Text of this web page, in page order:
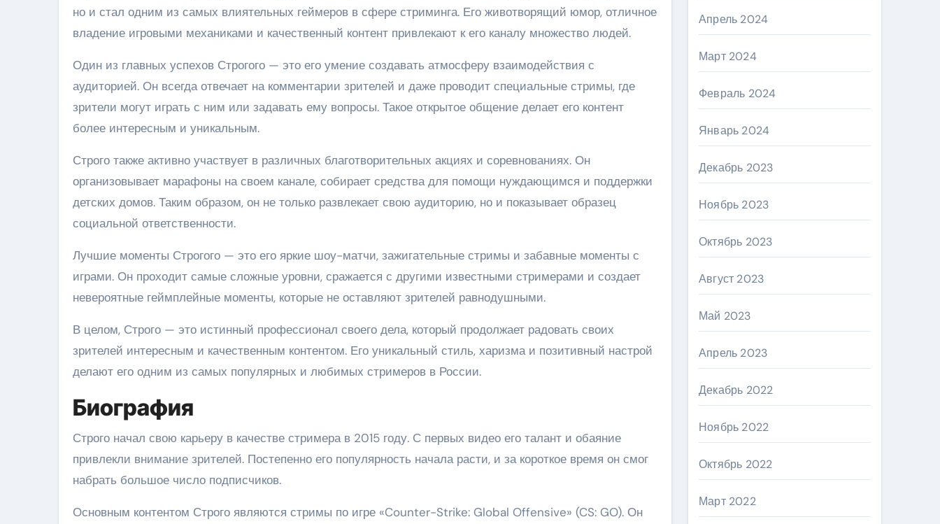
но и стал одним из самых влиятельных геймеров в сфере стриминга. Его животворящий юмор, отличное
владение игровыми механиками и качественный контент привлекают к его каналу множество людей.
Один из главных успехов Строгого — это его умение создавать атмосферу взаимодействия с
аудиторией. Он всегда отвечает на комментарии зрителей и даже проводит специальные стримы, где
зрители могут играть с ним или задавать ему вопросы. Такое открытое общение делает его контент
более интересным и уникальным.
Строго также активно участвует в различных благотворительных акциях и соревнованиях. Он
организовывает марафоны на своем канале, собирает средства для помощи нуждающимся и поддержки
детских домов. Таким образом, он не только развлекает свою аудиторию, но и показывает образец
социальной ответственности.
Лучшие моменты Строгого — это его яркие шоу-матчи, зажигательные стримы и забавные моменты с
играми. Он проходит самые сложные уровни, сражается с другими известными стримерами и создает
невероятные геймплейные моменты, которые не оставляют зрителей равнодушными.
В целом, Строго — это истинный профессионал своего дела, который продолжает радовать своих
зрителей интересным и качественным контентом. Его уникальный стиль, харизма и позитивный настрой
делают его одним из самых популярных и любимых стримеров в России.
Биография
Строго начал свою карьеру в качестве стримера в 2015 году. С первых видео его талант и обаяние
привлекли внимание зрителей. Постепенно его популярность начала расти, и за короткое время он смог
набрать большое число подписчиков.
Основным контентом Строго являются стримы по игре «Counter-Strike: Global Offensive» (CS: GO). Он
Апрель 2024
Март 2024
Февраль 2024
Январь 2024
Декабрь 2023
Ноябрь 2023
Октябрь 2023
Август 2023
Май 2023
Апрель 2023
Декабрь 2022
Ноябрь 2022
Октябрь 2022
Март 2022